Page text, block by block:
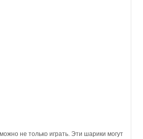
не только играть. Эти шарики могут